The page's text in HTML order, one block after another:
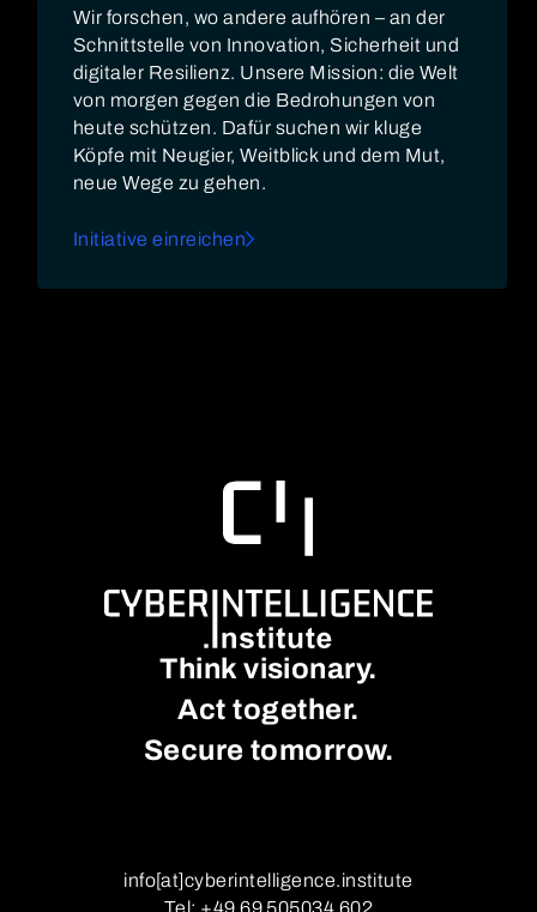
Wir forschen, wo andere aufhören – an der
Schnittstelle von Innovation, Sicherheit und
digitaler Resilienz. Unsere Mission: die Welt
von morgen gegen die Bedrohungen von
heute schützen. Dafür suchen wir kluge
Köpfe mit Neugier, Weitblick und dem Mut,
neue Wege zu gehen.
Initiative einreichen
Think visionary.
Act together.
Secure tomorrow.
Tel: +49 69 505034 602
info[at]cyberintelligence.institute